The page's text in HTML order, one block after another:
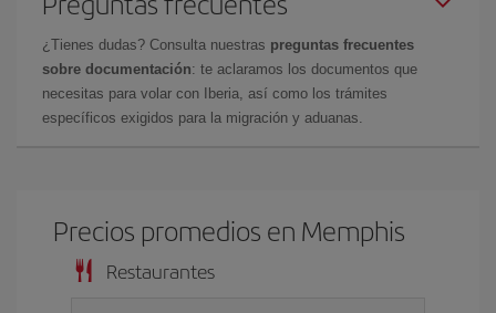
¿Tienes dudas? Consulta nuestras preguntas frecuentes
sobre documentación: te aclaramos los documentos que
necesitas para volar con Iberia, así como los trámites
específicos exigidos para la migración y aduanas.
Precios promedios en Memphis
Restaurantes